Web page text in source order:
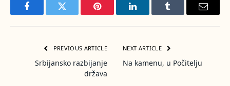
FacebookTwitter Pinterest LinkedInTumblr Email
PREVIOUS ARTICLE
Srbijansko razbijanje
država
NEXT ARTICLE
Na kamenu, u Počitelju